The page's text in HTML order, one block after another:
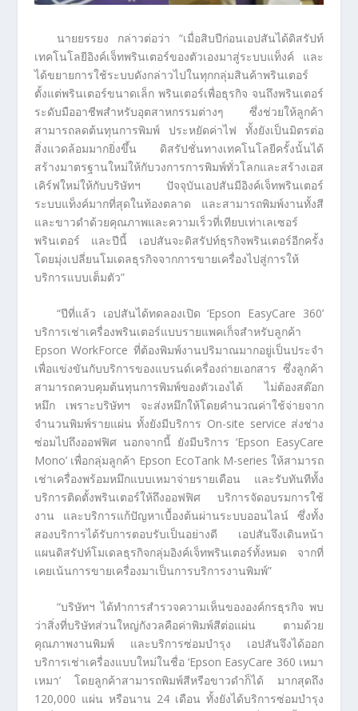
นายยรรยง กล่าวต่อว่า “เมื่อสิบปีก่อนเอปสันได้ดิสรัปท์
เทคโนโลยีอิงค์เจ็ทพรินเตอร์ของตัวเองมาสู่ระบบแท็งค์ และ
ได้ขยายการใช้ระบบดังกล่าวไปในทุกกลุ่มสินค้าพรินเตอร์
ตั้งแต่พรินเตอร์ขนาดเล็ก พรินเตอร์เพื่อธุรกิจ จนถึงพรินเตอร์
ระดับมืออาชีพสำหรับอุตสาหกรรมต่างๆ ซึ่งช่วยให้ลูกค้า
สามารถลดต้นทุนการพิมพ์ ประหยัดค่าไฟ ทั้งยังเป็นมิตรต่อ
สิ่งแวดล้อมมากยิ่งขึ้น ดิสรัปชั่นทางเทคโนโลยีครั้งนั้นได้
สร้างมาตรฐานใหม่ให้กับวงการการพิมพ์ทั่วโลกและสร้างเอส
เคิร์ฟใหม่ให้กับบริษัทฯ ปัจจุบันเอปสันมีอิงค์เจ็ทพรินเตอร์
ระบบแท็งค์มากที่สุดในท้องตลาด และสามารถพิมพ์งานทั้งสี
และขาวดำด้วยคุณภาพและความเร็วที่เทียบเท่าเลเซอร์
พรินเตอร์ และปีนี้ เอปสันจะดิสรัปท์ธุรกิจพรินเตอร์อีกครั้ง
โดยมุ่งเปลี่ยนโมเดลธุรกิจจากการขายเครื่องไปสู่การให้
บริการแบบเต็มตัว”
“ปีที่แล้ว เอปสันได้ทดลองเปิด ‘Epson EasyCare 360’
บริการเช่าเครื่องพรินเตอร์แบบรายแพคเก็จสำหรับลูกค้า
Epson WorkForce ที่ต้องพิมพ์งานปริมาณมากอยู่เป็นประจำ
เพื่อแข่งขันกับบริการของแบรนด์เครื่องถ่ายเอกสาร ซึ่งลูกค้า
สามารถควบคุมต้นทุนการพิมพ์ของตัวเองได้ ไม่ต้องสต๊อก
หมึก เพราะบริษัทฯ จะส่งหมึกให้โดยคำนวณค่าใช้จ่ายจาก
จำนวนพิมพ์รายแผ่น ทั้งยังมีบริการ On-site service ส่งช่าง
ซ่อมไปถึงออฟฟิศ นอกจากนี้ ยังมีบริการ ‘Epson EasyCare
Mono’ เพื่อกลุ่มลูกค้า Epson EcoTank M-series ให้สามารถ
เช่าเครื่องพร้อมหมึกแบบเหมาจ่ายรายเดือน และรับทันทีทั้ง
บริการติดตั้งพรินเตอร์ให้ถึงออฟฟิศ บริการจัดอบรมการใช้
งาน และบริการแก้ปัญหาเบื้องต้นผ่านระบบออนไลน์ ซึ่งทั้ง
สองบริการได้รับการตอบรับเป็นอย่างดี เอปสันจึงเดินหน้า
แผนดิสรัปท์โมเดลธุรกิจกลุ่มอิงค์เจ็ทพรินเตอร์ทั้งหมด จากที่
เคยเน้นการขายเครื่องมาเป็นการบริการงานพิมพ์”
“บริษัทฯ ได้ทำการสำรวจความเห็นขององค์กรธุรกิจ พบ
ว่าสิ่งที่บริษัทส่วนใหญ่กังวลคือค่าพิมพ์สีต่อแผ่น ตามด้วย
คุณภาพงานพิมพ์ และบริการซ่อมบำรุง เอปสันจึงได้ออก
บริการเช่าเครื่องแบบใหม่ในชื่อ ‘Epson EasyCare 360 เหมา
เหมา’ โดยลูกค้าสามารถพิมพ์สีหรือขาวดำก็ได้ มากสุดถึง
120,000 แผ่น หรือนาน 24 เดือน ทั้งยังได้บริการซ่อมบำรุง